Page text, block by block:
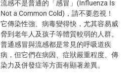
流感不是普通的「感冒」(Influenza Is
Not a Common Cold)，請不要忽視！
它傳染性強、病毒變得快，尤其容易威
脅到老年人及孩子等體質較弱的人群。
普通感冒與流感都是常見的呼吸道疾
病，但它們在病因、症狀嚴重程度、傳
染力及併發症等方面有顯著差異。